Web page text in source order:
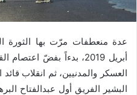
ا
عدة منعطفات مرّت بها الثورة
أبريل 2019، بدءاً بفضّ
العسكر والمدنيين، ثم انقلاب
البشير الفريق أول عبدالفتاح